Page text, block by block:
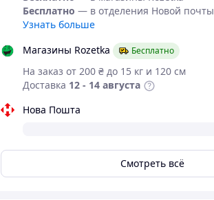
Бесплатно — в отделения Новой почты
Узнать больше
Магазины Rozetka
Бесплатно
На заказ от 200 ₴ до 15 кг и 120 см
Доставка 12 - 14 августа
Нова Пошта
Смотреть всё